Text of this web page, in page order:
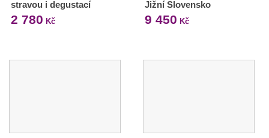
stravou i degustací
2 780 Kč
Jižní Slovensko
9 450 Kč